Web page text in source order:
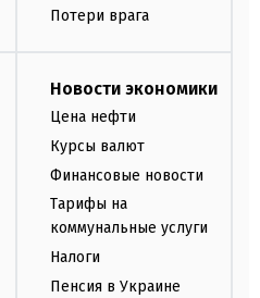
Потери врага
Новости экономики
Цена нефти
Курсы валют
Финансовые новости
Тарифы на
коммунальные услуги
Налоги
Пенсия в Украине